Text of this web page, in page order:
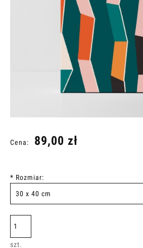
Cena: 89,00 zł
* Rozmiar:
szt.